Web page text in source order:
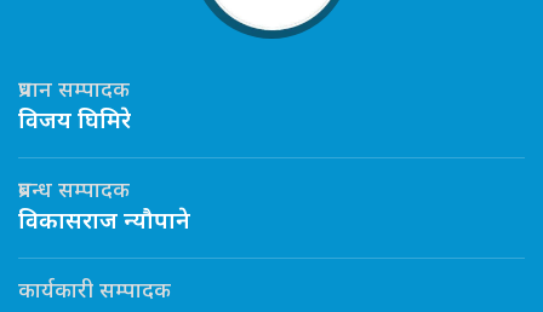
प्रधान सम्पादक
विजय घिमिरे
प्रबन्ध सम्पादक
विकासराज न्यौपाने
कार्यकारी सम्पादक